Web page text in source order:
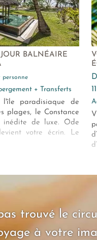
BALNÉAIRE
personne
+ Transferts
paradisiaque de
plages, le Constance
inédite de luxe. Ode
votre écrin. Le
ce qu'est une
Lémuria, vous êtes
trouvé le
à votre